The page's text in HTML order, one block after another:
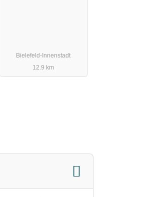
Bielefeld-Innenstadt
12.9 km